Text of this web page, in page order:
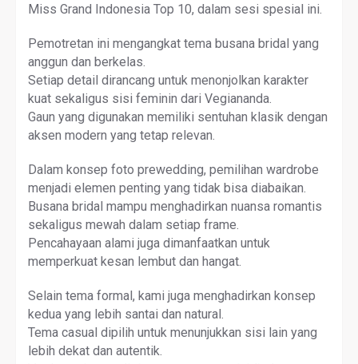
Miss Grand Indonesia Top 10, dalam sesi spesial ini.
Pemotretan ini mengangkat tema busana bridal yang
anggun dan berkelas.
Setiap detail dirancang untuk menonjolkan karakter
kuat sekaligus sisi feminin dari Vegiananda.
Gaun yang digunakan memiliki sentuhan klasik dengan
aksen modern yang tetap relevan.
Dalam konsep foto prewedding, pemilihan wardrobe
menjadi elemen penting yang tidak bisa diabaikan.
Busana bridal mampu menghadirkan nuansa romantis
sekaligus mewah dalam setiap frame.
Pencahayaan alami juga dimanfaatkan untuk
memperkuat kesan lembut dan hangat.
Selain tema formal, kami juga menghadirkan konsep
kedua yang lebih santai dan natural.
Tema casual dipilih untuk menunjukkan sisi lain yang
lebih dekat dan autentik.